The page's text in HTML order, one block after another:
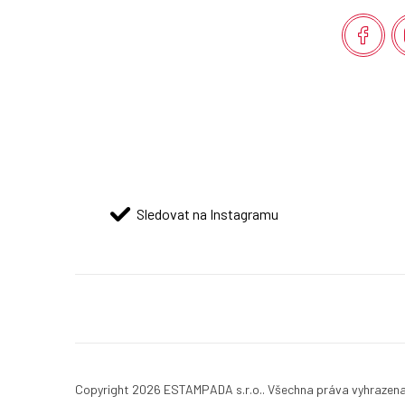
Sledovat na Instagramu
Copyright 2026 ESTAMPADA s.r.o.. Všechna práva